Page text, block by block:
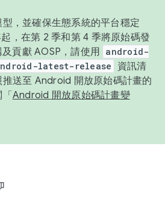
，並確保生態系統的平台穩定
，在第 2 季和第 4 季將原始碼發
貢獻 AOSP，請使用 android-
latest-release
資訊清
送至 Android 開放原始碼計畫的
Android 開放原始碼計畫變